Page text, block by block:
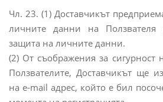
Чл. 23. (1) Доставчикът
личните данни на Ползвателя
защита на личните данни.
(2) От съображения за
Ползвателите, Доставчикът ще
на e-mail адрес, който е бил